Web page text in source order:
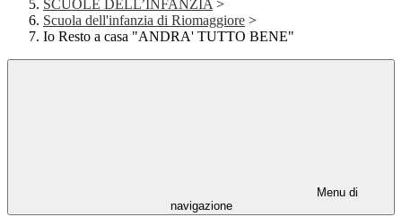
SCUOLE DELL’INFANZIA >
Scuola dell'infanzia di Riomaggiore >
Io Resto a casa "ANDRA' TUTTO BENE"
Menu di
navigazione